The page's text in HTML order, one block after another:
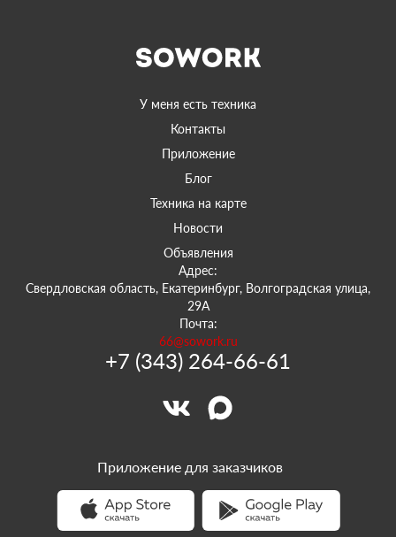
У меня есть техника
Контакты
Приложение
Блог
Техника на карте
Новости
Объявления
Адрес:
Свердловская область, Екатеринбург, Волгоградская улица,
29А
Почта:
66@sowork.ru
+7 (343) 264-66-61
Приложение для заказчиков